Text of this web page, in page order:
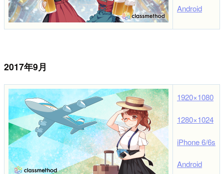
Android
2017年9月
1920×1080
1280×1024
iPhone 6/6s
Android